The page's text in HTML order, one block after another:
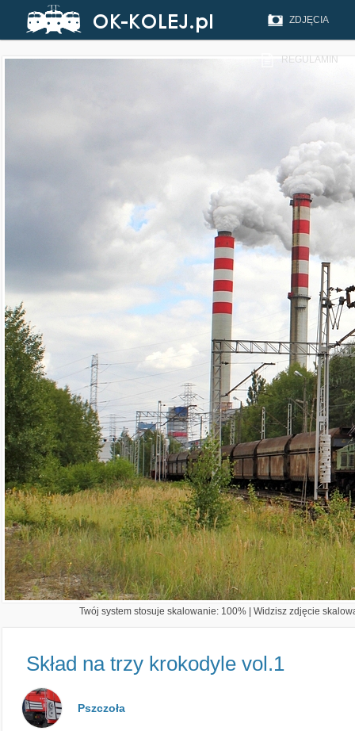
ZDJĘCIA
REGULAMIN
Twój system stosuje skalowanie: 100% | Widzisz zdjęcie
Skład na trzy krokodyle vol.1
Pszczoła